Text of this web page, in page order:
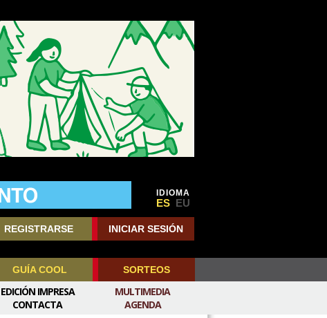
IDIOMA
ES EU
REGISTRARSE INICIAR SESIÓN
GUÍA COOL SORTEOS
MULTIMEDIA
AGENDA
EDICIÓN IMPRESA
CONTACTA